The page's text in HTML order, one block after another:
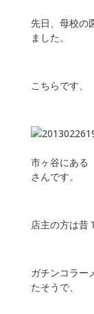
先日、母校の
ました。
こちらです、
市ヶ谷にある
さんです。
店主の方は昔
ガチンコラー
たそうで、